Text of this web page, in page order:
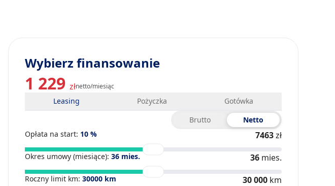
Wybierz finansowanie
1 229 złnetto/miesiąc
Leasing Pożyczka
Gotówka
Brutto
Netto
Opłata na start: 10 % 7463zł
Okres umowy (miesiące): 36 mies. 36 mies.
Roczny limit km: 30000 km 30 000 km